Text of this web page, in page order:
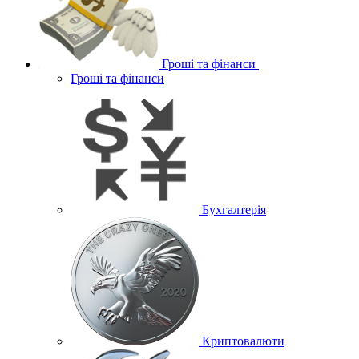
Гроші та фінанси
Гроші та фінанси
Бухгалтерія
Криптовалюти